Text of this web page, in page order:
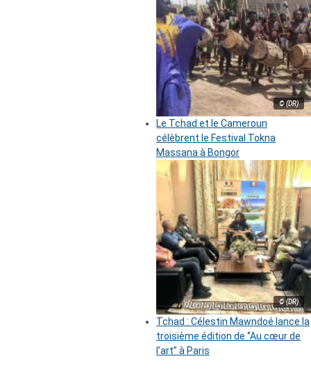
© (DR)
Le Tchad et le Cameroun
célèbrent le Festival Tokna
Massana à Bongor
© (DR)
Tchad : Célestin Mawndoé lance la
troisième édition de ‘’Au cœur de
l’art’’ à Paris